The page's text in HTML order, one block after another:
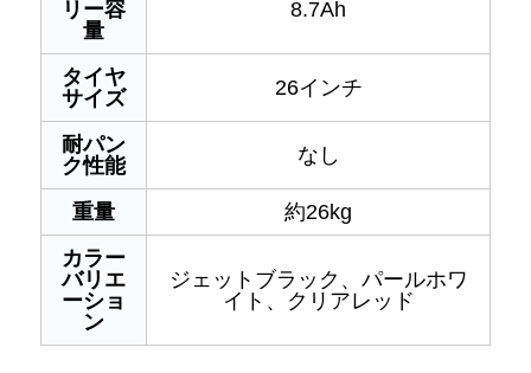
リー容
量
8.7Ah
タイヤ
サイズ
26インチ
耐パン
ク性能
なし
重量
約26kg
カラー
バリエ
ーショ
ン
ジェットブラック、パールホワ
イト、クリアレッド